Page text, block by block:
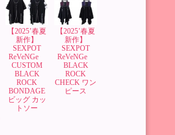
【2025’春夏
新作】
SEXPOT
ReVeNGe
CUSTOM
BLACK
ROCK
BONDAGE
ビッグ カッ
トソー
【2025’春夏
新作】
SEXPOT
ReVeNGe
BLACK
ROCK
CHECK ワン
ピース